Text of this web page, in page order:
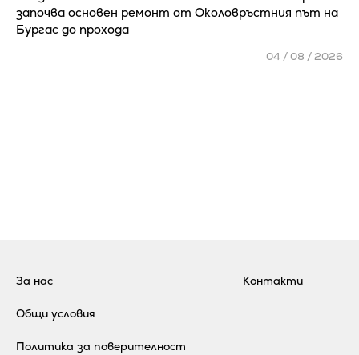
започва основен ремонт от Околовръстния път на
Бургас до прохода
04 / 08 / 2026
За нас
Общи условия
Политика за поверителност
Контакти